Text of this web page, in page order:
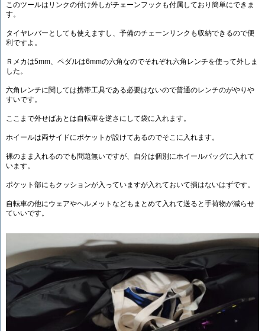
このツールはリンクの付け外しがチェーンフックも付属しており簡単にできま
す。
タイヤレバーとしても使えますし、予備のチェーンリンクも収納できるので便
利ですよ。
Ｒメカは5mm、ペダルは6mmの六角なのでそれぞれ六角レンチを使って外しま
した。
六角レンチに関しては携帯工具である必要はないので普通のレンチのがやりや
すいです。
ここまで外せばあとは自転車を逆さにして袋に入れます。
ホイールは両サイドにポケットが設けてあるのでそこに入れます。
裸のまま入れるのでも問題無いですが、自分は個別にホイールバッグに入れて
います。
ポケット部にもクッションが入っていますが入れておいて損はないはずです。
自転車の他にウェアやヘルメットなどもまとめて入れて送ると手荷物が減らせ
ていいです。